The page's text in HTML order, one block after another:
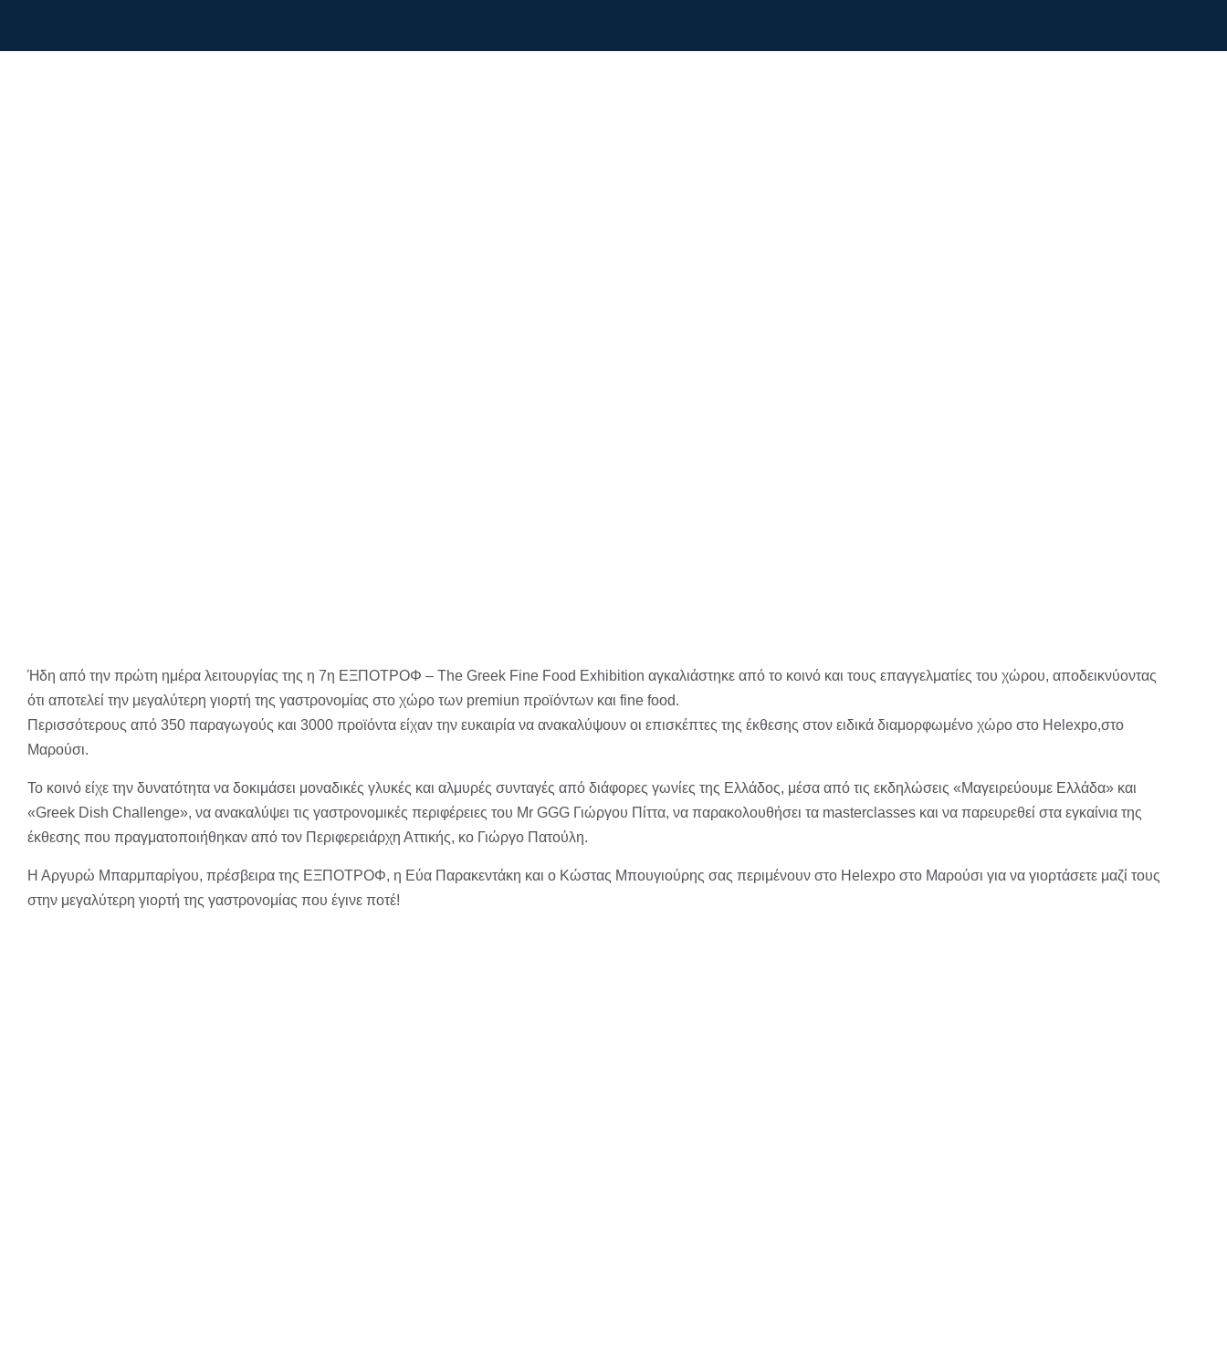
Ήδη από την πρώτη ημέρα λειτουργίας της η 7η ΕΞΠΟΤΡΟΦ – The Greek Fine Food Exhibition αγκαλιάστηκε από το κοινό και τους επαγγελματίες του χώρου, αποδεικνύοντας
ότι αποτελεί την μεγαλύτερη γιορτή της γαστρονομίας στο χώρο των premiun προϊόντων και fine food.
Περισσότερους από 350 παραγωγούς και 3000 προϊόντα είχαν την ευκαιρία να ανακαλύψουν οι επισκέπτες της έκθεσης στον ειδικά διαμορφωμένο χώρο στο Helexpo,στο
Μαρούσι.
Το κοινό είχε την δυνατότητα να δοκιμάσει μοναδικές γλυκές και αλμυρές συνταγές από διάφορες γωνίες της Ελλάδος, μέσα από τις εκδηλώσεις «Μαγειρεύουμε Ελλάδα» και
«Greek Dish Challenge», να ανακαλύψει τις γαστρονομικές περιφέρειες του Mr GGG Γιώργου Πίττα, να παρακολουθήσει τα masterclasses και να παρευρεθεί στα εγκαίνια της
έκθεσης που πραγματοποιήθηκαν από τον Περιφερειάρχη Αττικής, κο Γιώργο Πατούλη.
Η Αργυρώ Μπαρμπαρίγου, πρέσβειρα της ΕΞΠΟΤΡΟΦ, η Εύα Παρακεντάκη και ο Κώστας Μπουγιούρης σας περιμένουν στο Helexpo στο Μαρούσι για να γιορτάσετε μαζί τους
στην μεγαλύτερη γιορτή της γαστρονομίας που έγινε ποτέ!